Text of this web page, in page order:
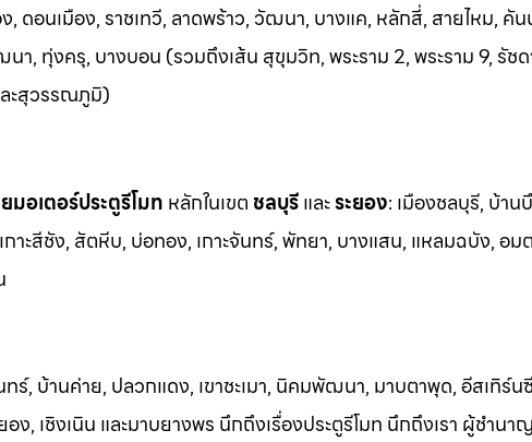
ดอนเมือง, ราชเทวี, ลาดพร้าว, วัฒนา, บางแค, หลักสี่, สายไหม, คัน
, ทุ่งครุ, บางบอน (รวมถึงเส้น สุขุมวิท, พระราม 2, พระราม 9, รัช
ะสุวรรณภูมิ)
มอเตอร์ประตูรีโมท หลักในเขต ชลบุรีและระยอง: เมืองชลบุรี, บ้าน
าะสีชัง, สัตหีบ, บ่อทอง, เกาะจันทร์, พัทยา, บางแสน, แหลมฉบัง, อม
ทร์, บ้านค่าย, ปลวกแดง, เขาชะเมา, นิคมพัฒนา, มาบตาพุด, อีสเทิร์น
ง, เชิงเนิน และมาบยางพร นึกถึงเรื่องประตูรีโมท นึกถึงเรา ผู้ชำนา